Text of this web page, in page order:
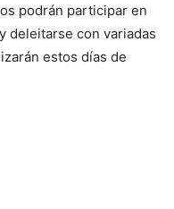
podrán participar en
deleitarse con variadas
estos días de